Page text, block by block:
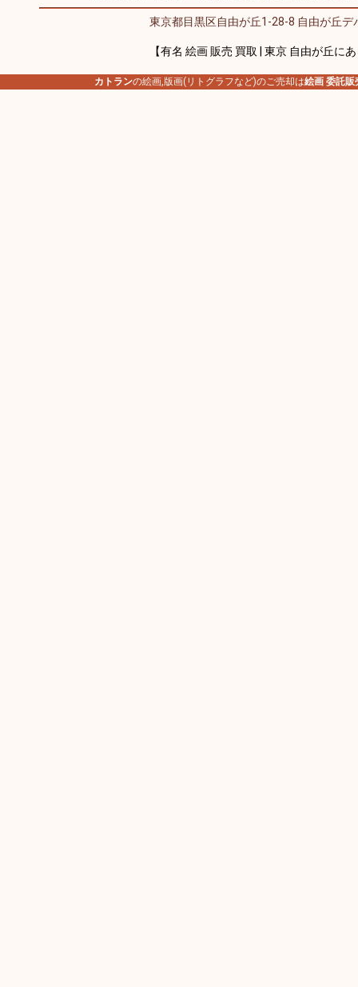
東京都目黒区自由が丘1-28-8 自由が丘デ
【有名 絵画 販売 買取 | 東京 自由が丘に
カトランの絵画,版画(リトグラフなど)のご売却は絵画 委託販